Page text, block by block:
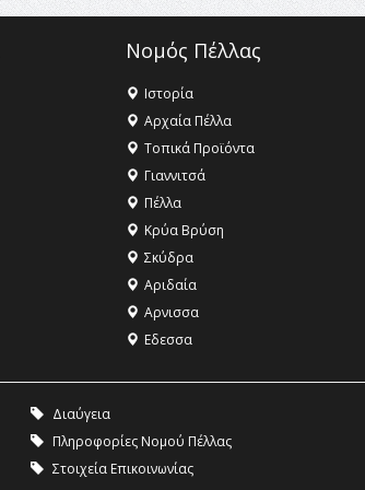
Νομός Πέλλας
Ιστορία
Αρχαία Πέλλα
Τοπικά Προϊόντα
Γιαννιτσά
Πέλλα
Κρύα Βρύση
Σκύδρα
Αριδαία
Aρνισσα
Eδεσσα
Διαύγεια
Πληροφορίες Νομού Πέλλας
Στοιχεία Επικοινωνίας